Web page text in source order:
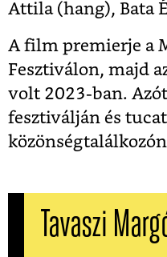
Attila (hang), Bata
A film premierje a
Fesztiválon, majd
volt 2023-ban.
fesztiválján és
Tavaszi